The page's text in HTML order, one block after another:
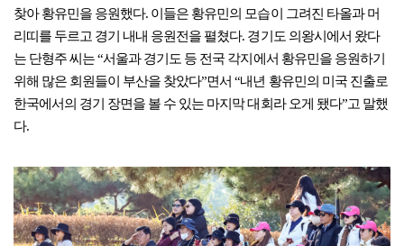
찾아 황유민을 응원했다. 이들은 황유민의 모습이 그려진 타올과 머
리띠를 두르고 경기 내내 응원전을 펼쳤다. 경기도 의왕시에서 왔다
는 단형주 씨는 “서울과 경기도 등 전국 각지에서 황유민을 응원하기
위해 많은 회원들이 부산을 찾았다”면서 “내년 황유민의 미국 진출로
한국에서의 경기 장면을 볼 수 있는 마지막 대회라 오게 됐다”고 말했
다.